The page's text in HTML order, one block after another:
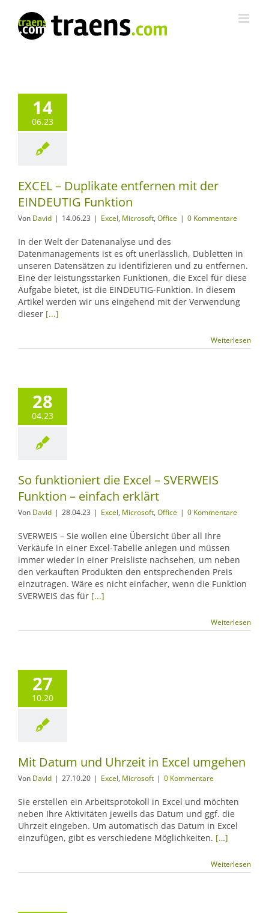
Inhalt
springen
14
06.23
EXCEL – Duplikate entfernen mit der
EINDEUTIG Funktion
Von David | 14.06.23 | Excel, Microsoft, Office | 0 Kommentare
In der Welt der Datenanalyse und des
Datenmanagements ist es oft unerlässlich, Dubletten in
unseren Datensätzen zu identifizieren und zu entfernen.
Eine der leistungsstarken Funktionen, die Excel für diese
Aufgabe bietet, ist die EINDEUTIG-Funktion. In diesem
Artikel werden wir uns eingehend mit der Verwendung
dieser [...]
Weiterlesen
28
04.23
So funktioniert die Excel – SVERWEIS
Funktion – einfach erklärt
Von David | 28.04.23 | Excel, Microsoft, Office | 0 Kommentare
SVERWEIS – Sie wollen eine Übersicht über all Ihre
Verkäufe in einer Excel-Tabelle anlegen und müssen
immer wieder in einer Preisliste nachsehen, um neben
den verkauften Produkten den entsprechenden Preis
einzutragen. Wäre es nicht einfacher, wenn die Funktion
SVERWEIS das für [...]
Weiterlesen
27
10.20
Mit Datum und Uhrzeit in Excel umgehen
Von David | 27.10.20 | Excel, Microsoft | 0 Kommentare
Sie erstellen ein Arbeitsprotokoll in Excel und möchten
neben Ihre Aktivitäten jeweils das Datum und ggf. die
Uhrzeit eingeben. Um automatisch das Datum in Excel
einzufügen, gibt es verschiedene Möglichkeiten. […]
Weiterlesen